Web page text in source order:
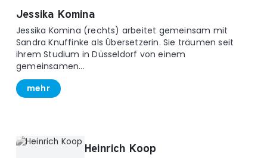
Jessika Komina
Jessika Komina (rechts) arbeitet gemeinsam mit
Sandra Knuffinke als Übersetzerin. Sie träumen seit
ihrem Studium in Düsseldorf von einem
gemeinsamen...
mehr
Heinrich Koop